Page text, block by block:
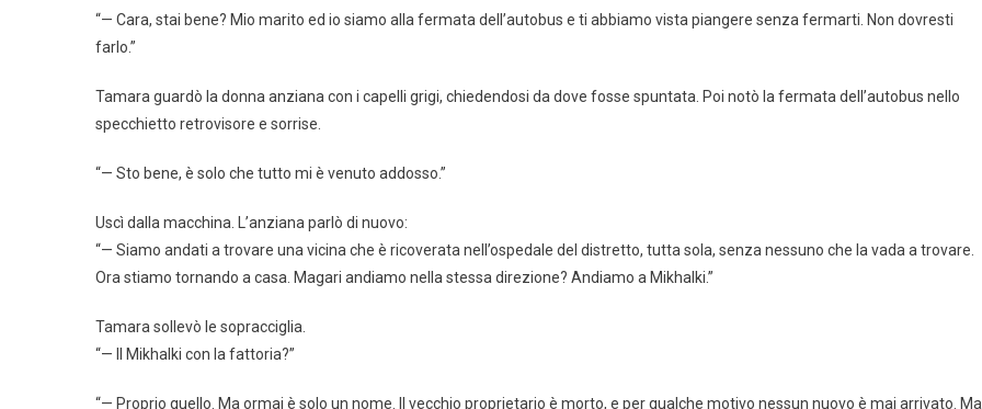
“— Cara, stai bene? Mio marito ed io siamo alla fermata dell’autobus e ti abbiamo vista piangere senza fermarti. Non dovresti
farlo.”
Tamara guardò la donna anziana con i capelli grigi, chiedendosi da dove fosse spuntata. Poi notò la fermata dell’autobus nello
specchietto retrovisore e sorrise.
“— Sto bene, è solo che tutto mi è venuto addosso.”
Uscì dalla macchina. L’anziana parlò di nuovo:
“— Siamo andati a trovare una vicina che è ricoverata nell’ospedale del distretto, tutta sola, senza nessuno che la vada a trovare.
Ora stiamo tornando a casa. Magari andiamo nella stessa direzione? Andiamo a Mikhalki.”
Tamara sollevò le sopracciglia.
“— Il Mikhalki con la fattoria?”
“— Proprio quello. Ma ormai è solo un nome. Il vecchio proprietario è morto, e per qualche motivo nessun nuovo è mai arrivato. Ma